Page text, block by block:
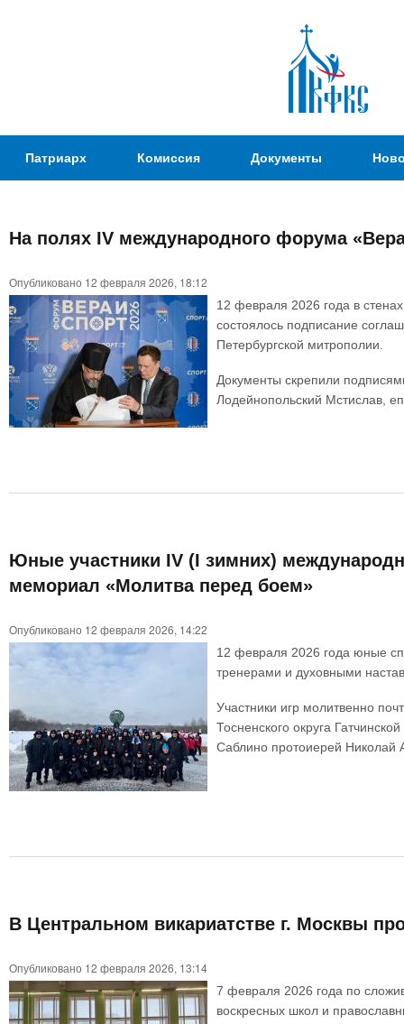
Патриаршая
Комиссия
вопросам
физической
культуры и
спорта
Патриарх Комиссия Документы
здесь
На полях IV международного форума
Опубликовано 12 февраля 2026, 18:12
12 февраля 2026 года в
состоялось подписание
Петербургской митрополии.
Документы скрепили
Лодейнопольский Мстислав,
Юные участники IV (I зимних)
мемориал «Молитва перед боем»
Опубликовано 12 февраля 2026, 14:22
12 февраля 2026 года юные
тренерами и духовными
Участники игр молитвенно
Тосненского округа
Саблино протоиерей Николай
В Центральном викариатстве г. Москвы
Опубликовано 12 февраля 2026, 13:14
7 февраля 2026 года по
воскресных школ и